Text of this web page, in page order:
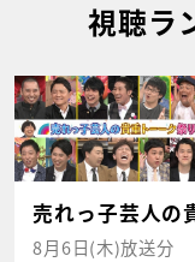
視聴ラ
売れっ子芸人の
8月6日(木)放送分